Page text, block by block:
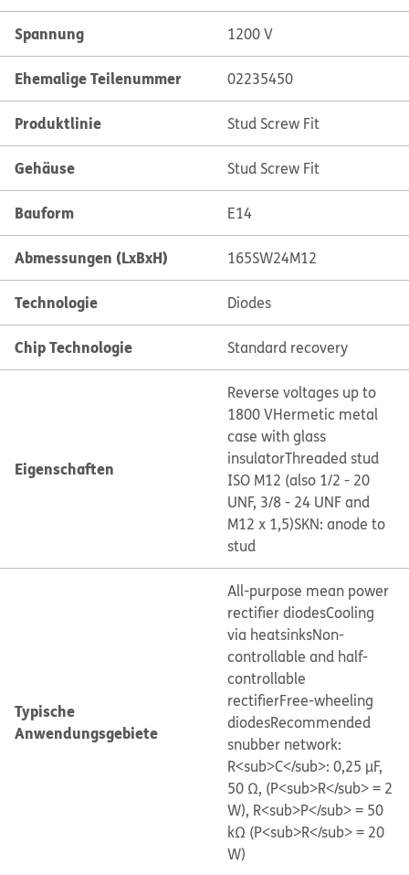
Spannung 1200 V
Ehemalige Teilenummer 02235450
Produktlinie Stud Screw Fit
Gehäuse Stud Screw Fit
Bauform E14
Abmessungen (LxBxH) 165SW24M12
Technologie Diodes
Chip Technologie Standard recovery
Eigenschaften
Reverse voltages up to
1800 VHermetic metal
case with glass
insulatorThreaded stud
ISO M12 (also 1/2 - 20
UNF, 3/8 - 24 UNF and
M12 x 1,5)SKN: anode to
stud
Typische
Anwendungsgebiete
All-purpose mean power
rectifier diodesCooling
via heatsinksNon-
controllable and half-
controllable
rectifierFree-wheeling
diodesRecommended
snubber network:
R<sub>C</sub>: 0,25 µF,
50 Ω, (P<sub>R</sub> = 2
W), R<sub>P</sub> = 50
kΩ (P<sub>R</sub> = 20
W)